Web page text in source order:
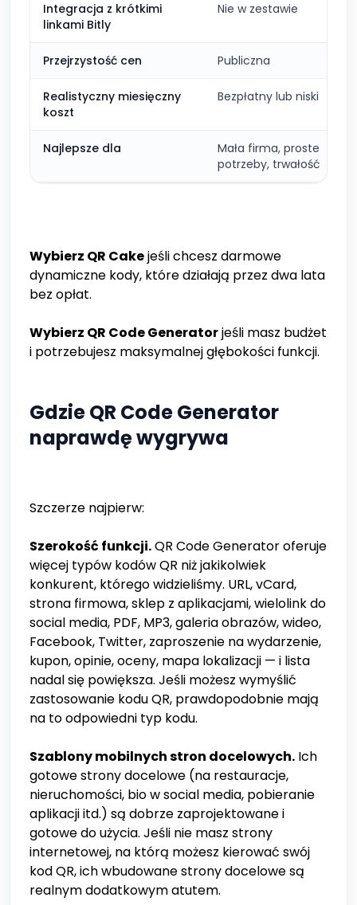
Integracja z krótkimi
linkami Bitly
Nie w zestawie
Przejrzystość cen Publiczna
Realistyczny miesięczny
koszt
Bezpłatny lub niski
Najlepsze dla
Mała firma, proste
potrzeby, trwałość
Wybierz QR Cakejeśli chcesz darmowe
dynamiczne kody, które działają przez dwa lata
bez opłat.
Wybierz QR Code Generatorjeśli masz budżet
i potrzebujesz maksymalnej głębokości funkcji.
Gdzie QR Code Generator
naprawdę wygrywa
Szczerze najpierw:
Szerokość funkcji.QR Code Generator oferuje
więcej typów kodów QR niż jakikolwiek
konkurent, którego widzieliśmy. URL, vCard,
strona firmowa, sklep z aplikacjami, wielolink do
social media, PDF, MP3, galeria obrazów, wideo,
Facebook, Twitter, zaproszenie na wydarzenie,
kupon, opinie, oceny, mapa lokalizacji — i lista
nadal się powiększa. Jeśli możesz wymyślić
zastosowanie kodu QR, prawdopodobnie mają
na to odpowiedni typ kodu.
Szablony mobilnych stron docelowych. Ich
gotowe strony docelowe (na restauracje,
nieruchomości, bio w social media, pobieranie
aplikacji itd.) są dobrze zaprojektowane i
gotowe do użycia. Jeśli nie masz strony
internetowej, na którą możesz kierować swój
kod QR, ich wbudowane strony docelowe są
realnym dodatkowym atutem.